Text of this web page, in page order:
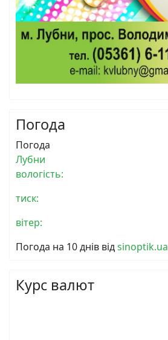
Погода
Погода
Лубни
вологість:
тиск:
вітер:
Погода на 10 днів відsinoptik.ua
Курс валют